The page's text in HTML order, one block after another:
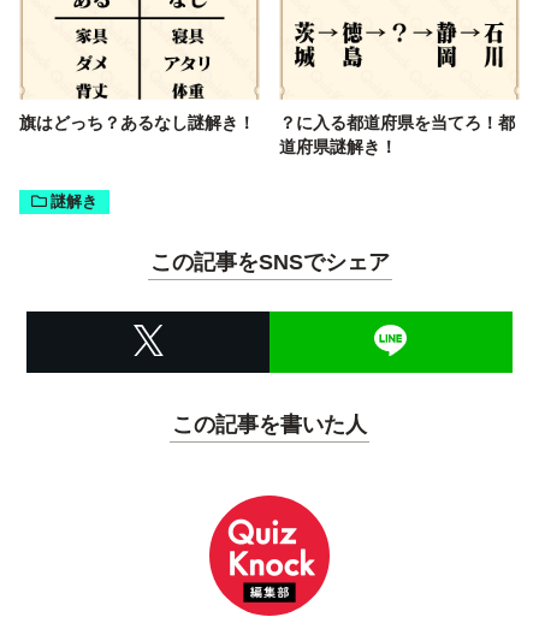
旗はどっち？あるなし謎解き！
？に入る都道府県を当てろ！都
道府県謎解き！
謎解き
この記事をSNSでシェア
この記事を書いた人